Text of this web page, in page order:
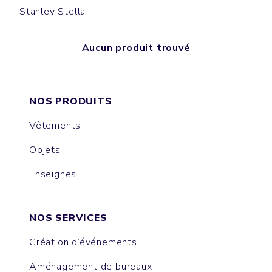
Stanley Stella
Aucun produit trouvé
NOS PRODUITS
Vêtements
Objets
Enseignes
NOS SERVICES
Création d’événements
Aménagement de bureaux